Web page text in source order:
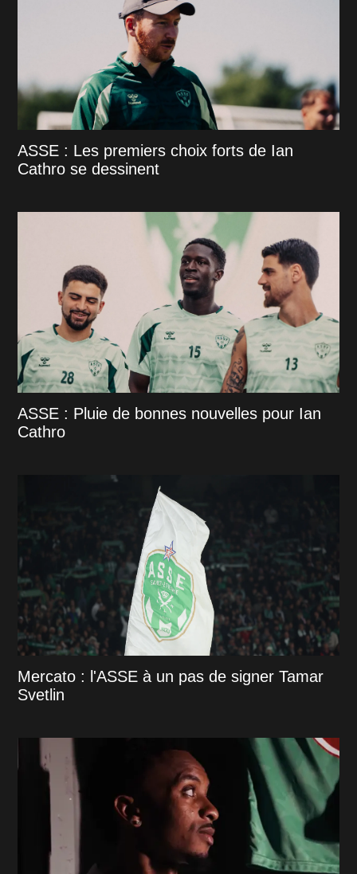
ASSE : Les premiers choix forts de Ian
Cathro se dessinent
ASSE : Pluie de bonnes nouvelles pour Ian
Cathro
Mercato : l'ASSE à un pas de signer Tamar
Svetlin